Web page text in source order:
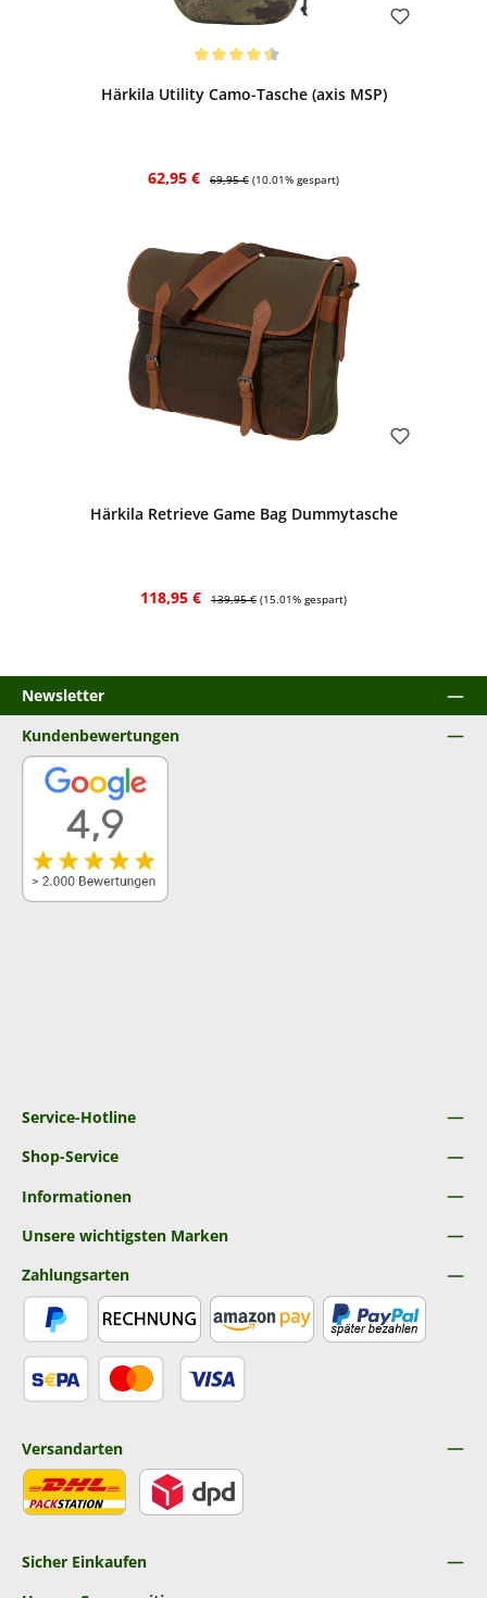
Härkila Utility Camo-Tasche (axis MSP)
Verkaufspreis:
62,95 € Regulärer Preis:
69,95 € (10.01% gespart)
Härkila Retrieve Game Bag Dummytasche
Verkaufspreis:
118,95 € Regulärer Preis:
139,95 € (15.01% gespart)
Newsletter
Service-Hotline
Shop-Service
Informationen
Unsere wichtigsten Marken
Sicher Einkaufen
Kundenbewertungen
Zahlungsarten
Versandarten